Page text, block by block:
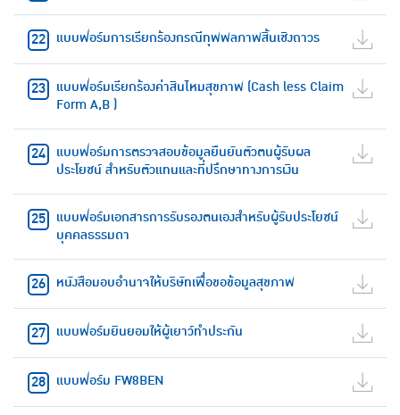
แบบฟอร์มการเรียกร้องกรณีทุพพลภาพสิ้นเชิงถาวร
แบบฟอร์มเรียกร้องค่าสินไหมสุขภาพ (Cash less Claim
Form A,B )
แบบฟอร์มการตรวจสอบข้อมูลยืนยันตัวตนผู้รับผล
ประโยชน์ สำหรับตัวแทนและที่ปรึกษาทางการเงิน
แบบฟอร์มเอกสารการรับรองตนเองสำหรับผู้รับประโยชน์
บุคคลธรรมดา
หนังสือมอบอำนาจให้บริษัทเพื่อขอข้อมูลสุขภาพ
แบบฟอร์มยินยอมให้ผู้เยาว์ทำประกัน
แบบฟอร์ม FW8BEN